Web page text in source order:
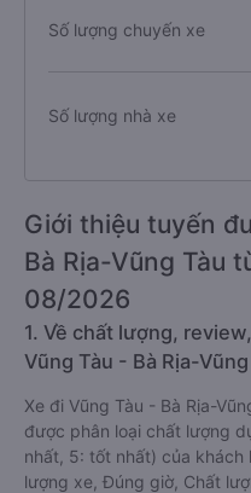
Số lượng chuyến xe
Số lượng nhà xe
Giới thiệu tuyến
Bà Rịa-Vũng Tàu
08/2026
1. Về chất lượng,
Vũng Tàu - Bà Rịa-
Xe đi Vũng Tàu - Bà Rịa-
được phân loại chất lượng
nhất, 5: tốt nhất) của khách
lượng xe, Đúng giờ, Chất